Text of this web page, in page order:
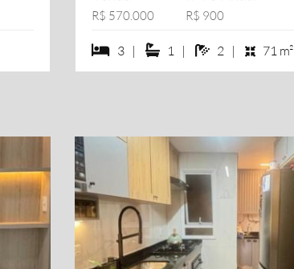
R$ 570.000 R$ 900
3 dormiórios
3 | 1 suítes
1 | 2 banheiros
2 | 71 m²